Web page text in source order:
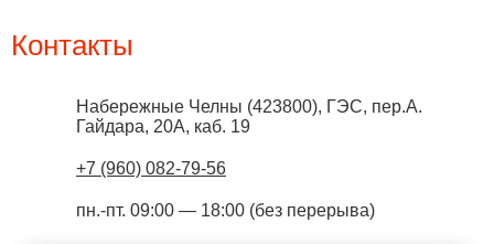
Контакты
Набережные Челны (423800), ГЭС, пер.А.
Гайдара, 20А, каб. 19
+7 (960) 082-79-56
пн.-пт. 09:00 — 18:00 (без перерыва)